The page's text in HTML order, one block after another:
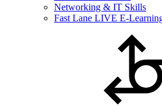
Networking & IT Skills
Fast Lane LIVE E-